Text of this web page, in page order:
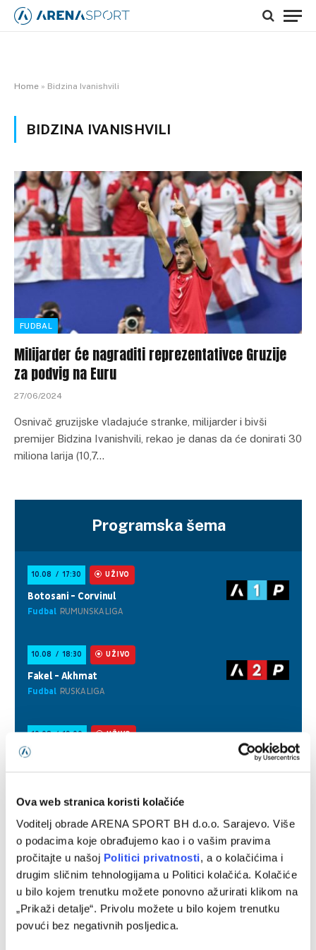
Ova web stranica koristi kolačiće
Voditelj obrade ARENA SPORT BH d.o.o. Sarajevo. Više
o podacima koje obrađujemo kao i o vašim pravima
pročitajte u našoj Politici privatnosti, a o kolačićima i
drugim sličnim tehnologijama u Politici kolačića. Kolačiće
u bilo kojem trenutku možete ponovno ažurirati klikom na
„Prikaži detalje“. Privolu možete u bilo kojem trenutku
povući bez negativnih posljedica.
Home » Bidzina Ivanishvili
BIDZINA IVANISHVILI
FUDBAL
Milijarder će nagraditi reprezentativce Gruzije
za podvig na Euru
27/06/2024
Osnivač gruzijske vladajuće stranke, milijarder i bivši
premijer Bidzina Ivanishvili, rekao je danas da će donirati 30
miliona larija (10,7…
Programska šema